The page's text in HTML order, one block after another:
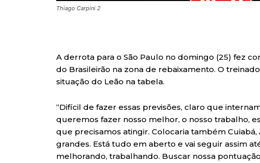
Thiago Carpini 2
A derrota para o São Paulo no domingo (25) fez
do Brasileirão na zona de rebaixamento. O
situação do Leão na tabela.
“Difícil de fazer essas previsões, claro que
queremos fazer nosso melhor, o nosso trabalho,
que precisamos atingir. Colocaria também Cuiabá,
grandes. Está tudo em aberto e vai seguir assim
melhorando, trabalhando. Buscar nossa